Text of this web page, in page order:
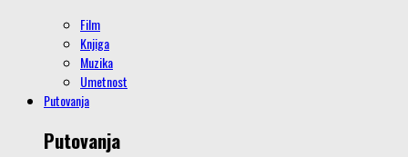
Film
Knjiga
Muzika
Umetnost
Putovanja
Putovanja